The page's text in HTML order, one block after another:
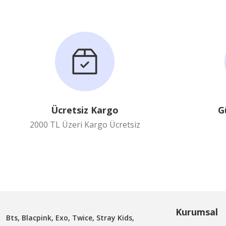
Ücretsiz Kargo
2000 TL Üzeri Kargo Ücretsiz
Bts, Blacpink, Exo, Twice, Stray Kids,
Kurumsal